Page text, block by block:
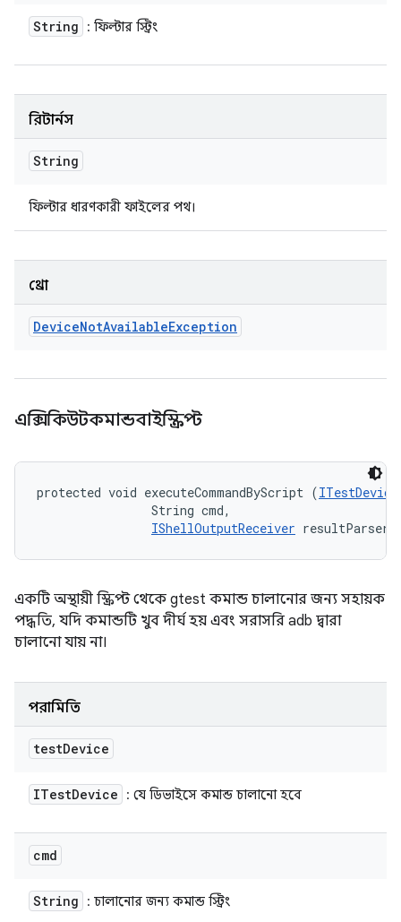
String : ফিল্টার স্ট্রিং
রিটার্নস
String
ফিল্টার ধারণকারী ফাইলের পথ।
থ্রো
DeviceNotAvailableException
এক্সিকিউটকমান্ডবাইস্ক্রিপ্ট
protected void executeCommandByScript (ITestDevice
                String cmd,
IShellOutputReceiver resultParser)
একটি অস্থায়ী স্ক্রিপ্ট থেকে gtest কমান্ড চালানোর জন্য সহায়ক
পদ্ধতি, যদি কমান্ডটি খুব দীর্ঘ হয় এবং সরাসরি adb দ্বারা
চালানো যায় না।
পরামিতি
testDevice
ITestDevice : যে ডিভাইসে কমান্ড চালানো হবে
cmd
String : চালানোর জন্য কমান্ড স্ট্রিং